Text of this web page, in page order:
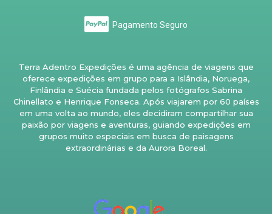
Pagamento Seguro
Terra Adentro Expedições é uma agência de viagens que
oferece expedições em grupo para a Islândia, Noruega,
Finlândia e Suécia fundada pelos fotógrafos Sabrina
Chinellato e Henrique Fonseca. Após viajarem por 60 países
em uma volta ao mundo, eles decidiram compartilhar sua
paixão por viagens e aventuras, guiando expedições em
grupos muito especiais em busca de paisagens
extraordinárias e da Aurora Boreal.